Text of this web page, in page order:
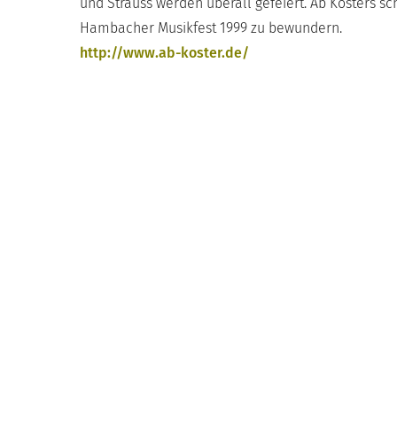
Hambacher Musikfest 1999 zu bewundern.
http://www.ab-koster.de/